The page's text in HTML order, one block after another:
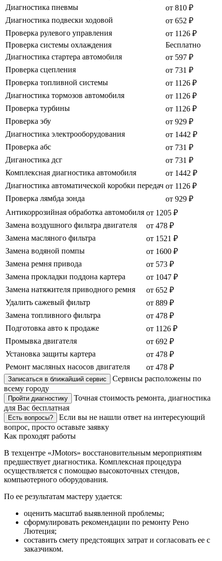
Диагностика пневмы
от 810 ₽
Диагностика подвески ходовой
от 652 ₽
Проверка рулевого управления
от 1126 ₽
Проверка системы охлаждения
Бесплатно
Диагностика стартера автомобиля
от 597 ₽
Проверка сцепления
от 731 ₽
Проверка топливной системы
от 1126 ₽
Диагностика тормозов автомобиля
от 1126 ₽
Проверка турбины
от 1126 ₽
Проверка эбу
от 929 ₽
Диагностика электрооборудования
от 1442 ₽
Проверка абс
от 731 ₽
Диганостика дсг
от 731 ₽
Комплексная диагностика автомобиля
от 1442 ₽
Диагностика автоматической коробки передач от 1126 ₽
Проверка лямбда зонда
от 929 ₽
Антикоррозийная обработка автомобиля от 1205 ₽
Замена воздушного фильтра двигателя
от 478 ₽
Замена масляного фильтра
от 1521 ₽
Замена водяной помпы
от 1600 ₽
Замена ремня привода
от 573 ₽
Замена прокладки поддона картера
от 1047 ₽
Замена натяжителя приводного ремня
от 652 ₽
Удалить сажевый фильтр
от 889 ₽
Замена топливного фильтра
от 478 ₽
Подготовка авто к продаже
от 1126 ₽
Промывка двигателя
от 692 ₽
Установка защиты картера
от 478 ₽
Ремонт масляных насосов двигателя
от 478 ₽
Записаться в ближайший сервис
Сервисы расположены по
всему городу
Пройти диагностику
Точная стоимость ремонта, диагностика
для Вас бесплатная
Есть вопросы?
Если вы не нашли ответ на интересующий
вопрос, просто оставьте заявку
Как проходят работы
В техцентре «JMotors» восстановительным мероприятиям
предшествует диагностика. Комплексная процедура
осуществляется с помощью высокоточных стендов,
компьютерного оборудования.
По ее результатам мастеру удается:
оценить масштаб выявленной проблемы;
сформулировать рекомендации по ремонту Рено
Лютеция;
составить смету предстоящих затрат и согласовать ее с
заказчиком.